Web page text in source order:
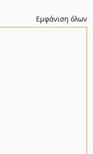
Εμφάνιση όλων